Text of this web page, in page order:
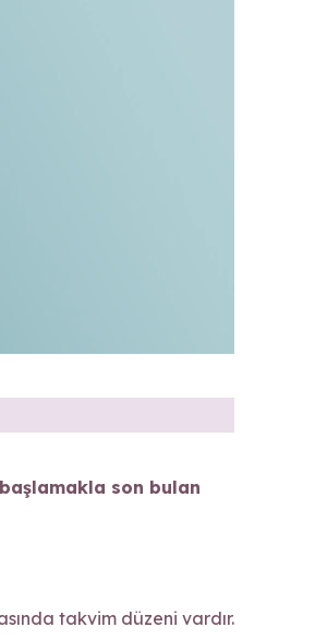
son bulan
takvim düzeni vardır.